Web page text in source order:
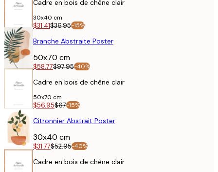
Cadre en bois de chêne clair
30x40 cm
$31.41$36.95-15%
AFFICHE
Branche Abstraite Poster
50x70 cm
$58.77$97.95-40%
Cadre en bois de chêne clair
50x70 cm
$56.95$67-15%
AFFICHE
Citronnier Abstrait Poster
30x40 cm
$31.77$52.95-40%
Cadre en bois de chêne clair